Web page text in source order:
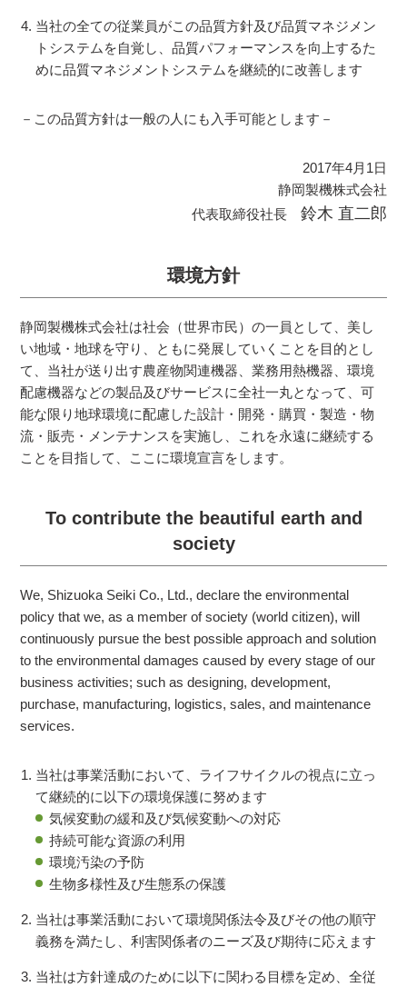
当社の全ての従業員がこの品質方針及び品質マネジメン
トシステムを自覚し、品質パフォーマンスを向上するた
めに品質マネジメントシステムを継続的に改善します
－この品質方針は一般の人にも入手可能とします－
2017年4月1日
静岡製機株式会社
代表取締役社長 鈴木 直二郎
環境方針
静岡製機株式会社は社会（世界市民）の一員として、美し
い地域・地球を守り、ともに発展していくことを目的とし
て、当社が送り出す農産物関連機器、業務用熱機器、環境
配慮機器などの製品及びサービスに全社一丸となって、可
能な限り地球環境に配慮した設計・開発・購買・製造・物
流・販売・メンテナンスを実施し、これを永遠に継続する
ことを目指して、ここに環境宣言をします。
To contribute the beautiful earth and
society
We, Shizuoka Seiki Co., Ltd., declare the environmental
policy that we, as a member of society (world citizen), will
continuously pursue the best possible approach and solution
to the environmental damages caused by every stage of our
business activities; such as designing, development,
purchase, manufacturing, logistics, sales, and maintenance
services.
当社は事業活動において、ライフサイクルの視点に立っ
て継続的に以下の環境保護に努めます
気候変動の緩和及び気候変動への対応
持続可能な資源の利用
環境汚染の予防
生物多様性及び生態系の保護
当社は事業活動において環境関係法令及びその他の順守
義務を満たし、利害関係者のニーズ及び期待に応えます
当社は方針達成のために以下に関わる目標を定め、全従